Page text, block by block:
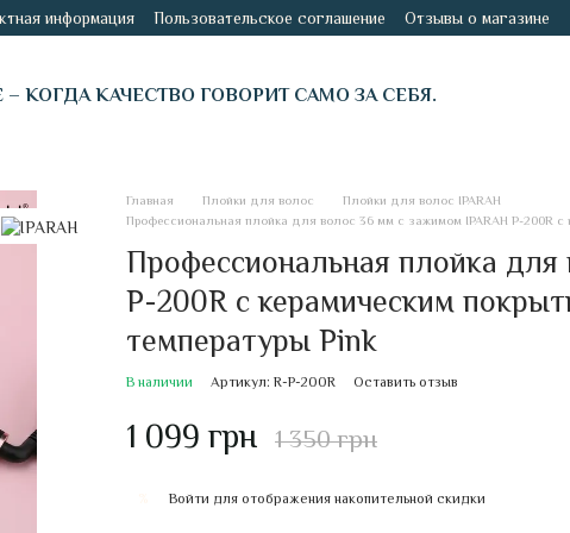
информация Пользовательское соглашение Отзывы о магазине
– КОГДА КАЧЕСТВО ГОВОРИТ САМО ЗА СЕБЯ.
Главная Плойки для волос
Плойки для волос IPARAH
Профессиональная плойка для волос 36 мм с зажимом IPARAH P-200R
Профессиональная плойка
P-200R с керамическим
температуры Pink
В наличии Артикул: R-P-200R Оставить отзыв
1 099 грн 1 350 грн
Войти для отображения накопительной скидки